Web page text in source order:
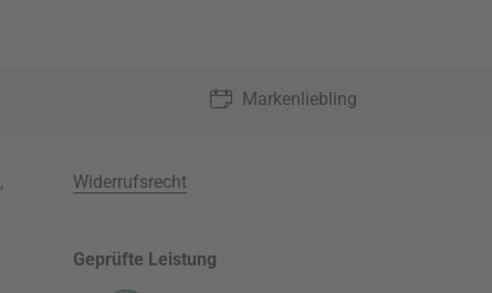
Markenliebling
,
Widerrufsrecht
Geprüfte Leistung